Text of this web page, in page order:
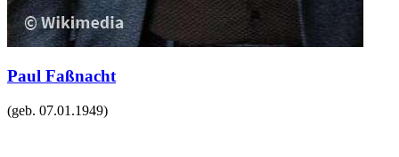
Paul Faßnacht
(geb. 07.01.1949)